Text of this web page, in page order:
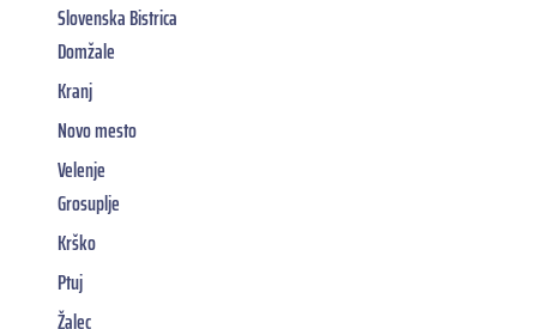
Slovenska Bistrica
Domžale
Kranj
Novo mesto
Velenje
Grosuplje
Krško
Ptuj
Žalec